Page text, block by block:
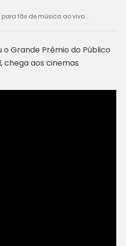
para fãs de música ao vivo...
o Grande Prêmio do Público
chega aos cinemas